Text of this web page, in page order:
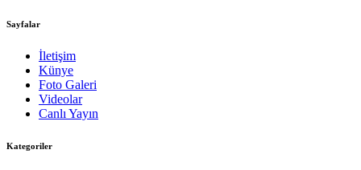
Sayfalar
İletişim
Künye
Foto Galeri
Videolar
Canlı Yayın
Kategoriler